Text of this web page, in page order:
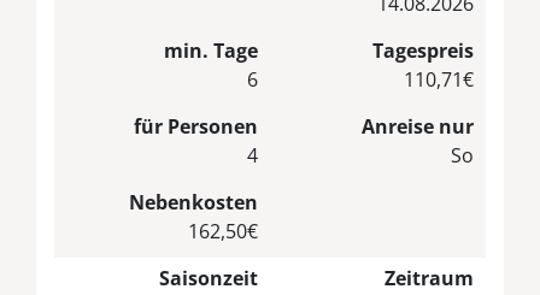
min. Tage
6
Tagespreis
110,71€
für Personen
4
Anreise nur
So
Nebenkosten
162,50€
Saisonzeit
Zeitraum